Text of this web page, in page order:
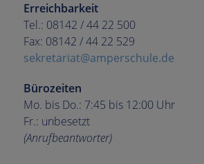
Erreichbarkeit
Tel.: 08142 / 44 22 500
Fax: 08142 / 44 22 529
sekretariat@amperschule.de
Bürozeiten
Mo. bis Do.: 7:45 bis 12:00 Uhr
Fr.: unbesetzt
(Anrufbeantworter)